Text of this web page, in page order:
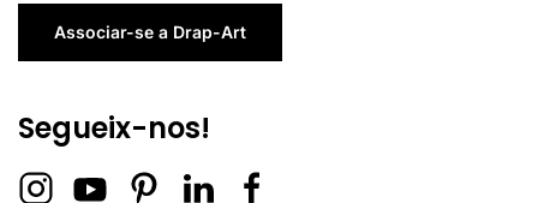
Associar-se a Drap-Art
Segueix-nos!